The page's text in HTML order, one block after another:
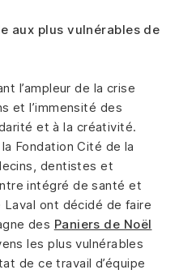
aux plus vulnérables de
l’ampleur de la crise
et l’immensité des
et à la créativité.
Fondation Cité de la
dentistes et
intégré de santé et
Laval ont décidé de faire
des Paniers de Noël
les plus vulnérables
de ce travail d’équipe